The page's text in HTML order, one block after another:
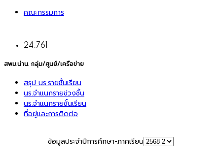
คณะกรรมการ
24.761
สพม.น่าน. กลุ่ม/ศูนย์/เครือข่าย
สรุป นร.รายชั้นเรียน
นร.จำแนกรายช่วงชั้น
นร.จำแนกรายชั้นเรียน
ที่อยู่และการติดต่อ
ข้อมูลประจำปีการศึกษา-ภาคเรียน